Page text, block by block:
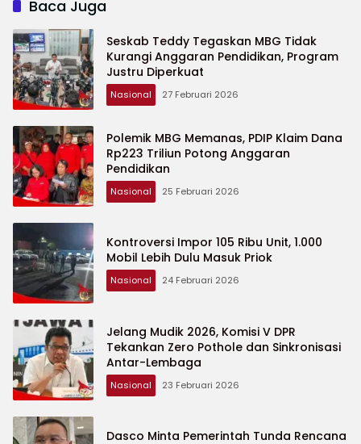
Baca Juga
Seskab Teddy Tegaskan MBG Tidak
Kurangi Anggaran Pendidikan, Program
Justru Diperkuat
Nasional 27 Februari 2026
Polemik MBG Memanas, PDIP Klaim Dana
Rp223 Triliun Potong Anggaran
Pendidikan
Nasional 25 Februari 2026
Kontroversi Impor 105 Ribu Unit, 1.000
Mobil Lebih Dulu Masuk Priok
Nasional 24 Februari 2026
Jelang Mudik 2026, Komisi V DPR
Tekankan Zero Pothole dan Sinkronisasi
Antar-Lembaga
Nasional 23 Februari 2026
Dasco Minta Pemerintah Tunda Rencana